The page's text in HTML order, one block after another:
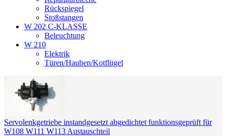
Rückspiegel
Stoßstangen
W 202 C-KLASSE
Beleuchtung
W 210
Elektrik
Türen/Hauben/Kotflügel
Servolenkgetriebe instandgesetzt abgedichtet funktionsgeprüft für
W108 W111 W113 Austauschteil